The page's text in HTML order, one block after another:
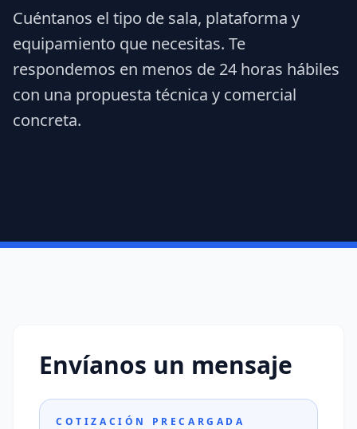
Cuéntanos el tipo de sala, plataforma y
equipamiento que necesitas. Te
respondemos en menos de 24 horas hábiles
con una propuesta técnica y comercial
concreta.
Envíanos un mensaje
COTIZACIÓN PRECARGADA